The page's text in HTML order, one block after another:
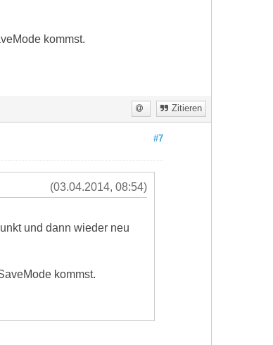
kommst.
Zitieren
#7
(03.04.2014, 08:54)
und dann wieder neu
kommst.